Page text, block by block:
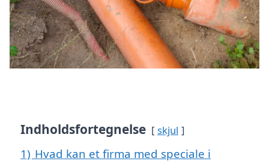
Indholdsfortegnelse skjul
1) Hvad kan et firma med speciale i